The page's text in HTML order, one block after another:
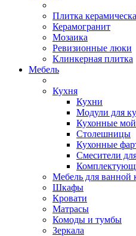
Плитка
Керамогранит
Мозаика
Ревизионные люки
Клинкерная плитка
Мебель
Кухня
Кухни
Модули для
Кухонные
Столешницы
Кухонные
Смесители
Мебель для ванной
Шкафы
Кровати
Матрасы
Комоды и тумбы
Зеркала